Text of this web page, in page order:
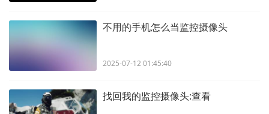
不用的手机怎么当监控摄像头
2025-07-12 01:45:40
找回我的监控摄像头:查看